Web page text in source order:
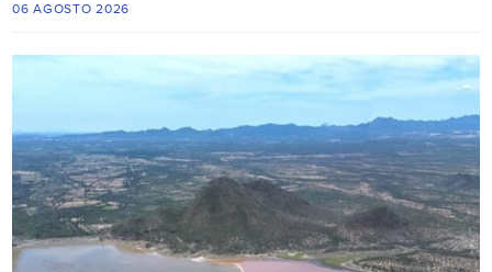
06 AGOSTO 2026